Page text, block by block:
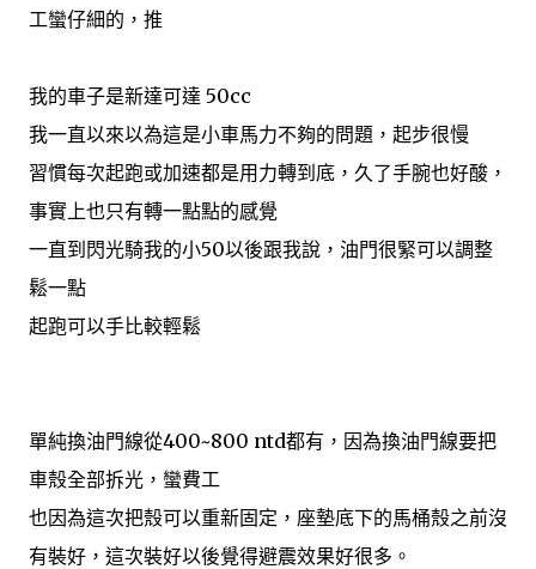
工蠻仔細的，推
我的車子是新達可達 50cc
我一直以來以為這是小車馬力不夠的問題，起步很慢
習慣每次起跑或加速都是用力轉到底，久了手腕也好酸，
事實上也只有轉一點點的感覺
一直到閃光騎我的小50以後跟我說，油門很緊可以調整
鬆一點
起跑可以手比較輕鬆
單純換油門線從400~800 ntd都有，因為換油門線要把
車殼全部拆光，蠻費工
也因為這次把殼可以重新固定，座墊底下的馬桶殼之前沒
有裝好，這次裝好以後覺得避震效果好很多。